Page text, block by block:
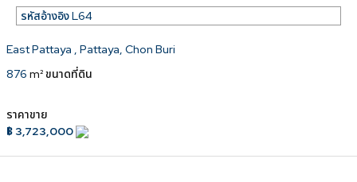
รหัสอ้างอิงL64
East Pattaya , Pattaya, Chon Buri
876 m² ขนาดที่ดิน
ราคาขาย
฿ 3,723,000